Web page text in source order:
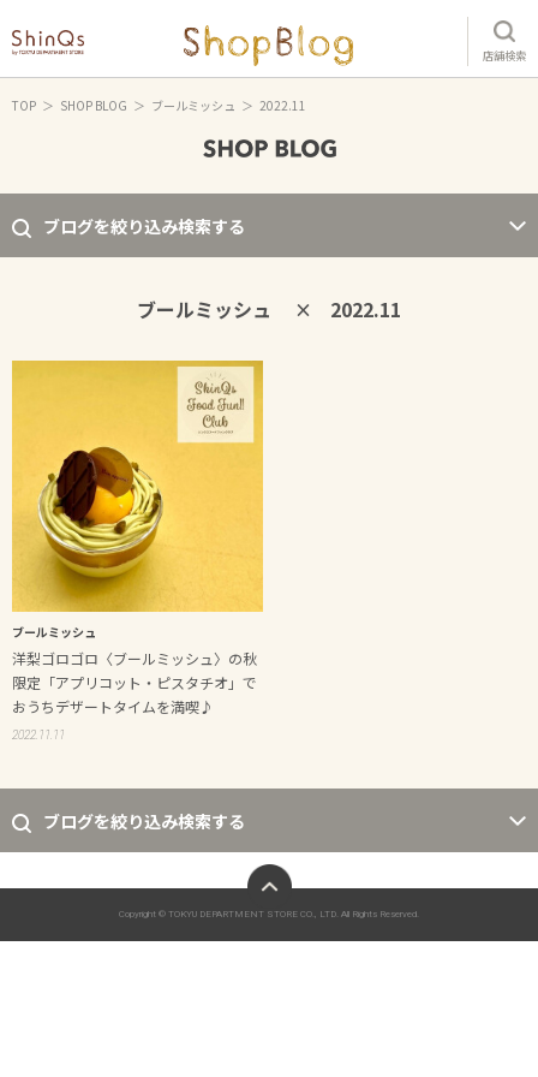
店舗検索
TOP SHOP BLOG ブールミッシュ 2022.11
ブログを絞り込み検索する
ブールミッシュ × 2022.11
ブールミッシュ
洋梨ゴロゴロ〈ブールミッシュ〉の秋
限定「アプリコット・ピスタチオ」で
おうちデザートタイムを満喫♪
2022.11.11
ブログを絞り込み検索する
Copyright © TOKYU DEPARTMENT STORE CO., LTD. All Rights Reserved.